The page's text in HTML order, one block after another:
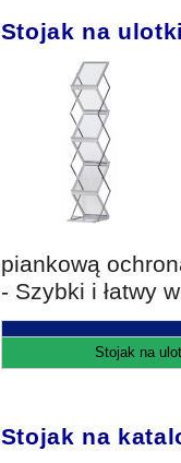
Stojak na
piankową
- Szybki i łatwy
Stojak na
Stojak na